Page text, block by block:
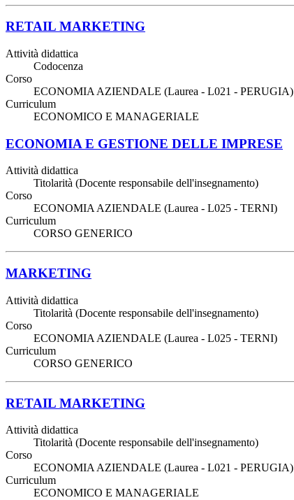
RETAIL MARKETING
Attività didattica
Codocenza
Corso
ECONOMIA AZIENDALE (Laurea - L021 - PERUGIA)
Curriculum
ECONOMICO E MANAGERIALE
ECONOMIA E GESTIONE DELLE IMPRESE
Attività didattica
Titolarità (Docente responsabile dell'insegnamento)
Corso
ECONOMIA AZIENDALE (Laurea - L025 - TERNI)
Curriculum
CORSO GENERICO
MARKETING
Attività didattica
Titolarità (Docente responsabile dell'insegnamento)
Corso
ECONOMIA AZIENDALE (Laurea - L025 - TERNI)
Curriculum
CORSO GENERICO
RETAIL MARKETING
Attività didattica
Titolarità (Docente responsabile dell'insegnamento)
Corso
ECONOMIA AZIENDALE (Laurea - L021 - PERUGIA)
Curriculum
ECONOMICO E MANAGERIALE